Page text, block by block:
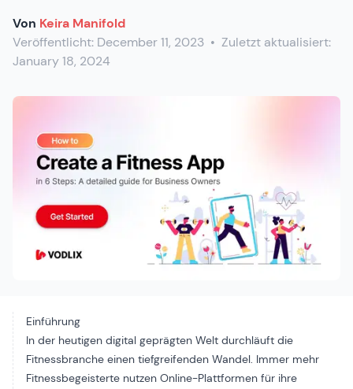
Von Keira Manifold
Veröffentlicht: December 11, 2023 • Zuletzt aktualisiert:
January 18, 2024
Einführung
In der heutigen digital geprägten Welt durchläuft die
Fitnessbranche einen tiefgreifenden Wandel. Immer mehr
Fitnessbegeisterte nutzen Online-Plattformen für ihre